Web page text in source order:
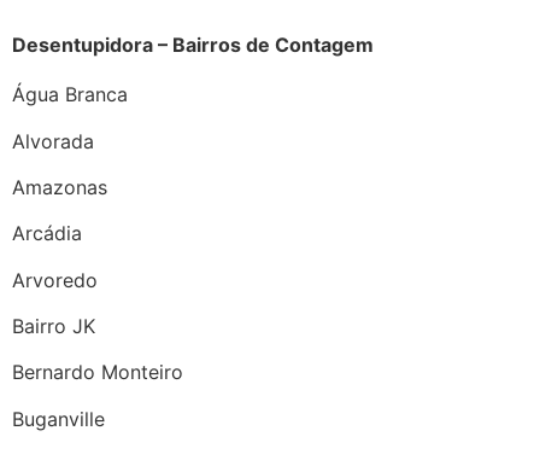
Desentupidora – Bairros de Contagem
Água Branca
Alvorada
Amazonas
Arcádia
Arvoredo
Bairro JK
Bernardo Monteiro
Buganville